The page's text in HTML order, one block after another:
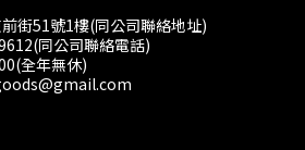
前街51號1樓(同公司聯絡地址)
同公司聯絡電話)
全年無休)